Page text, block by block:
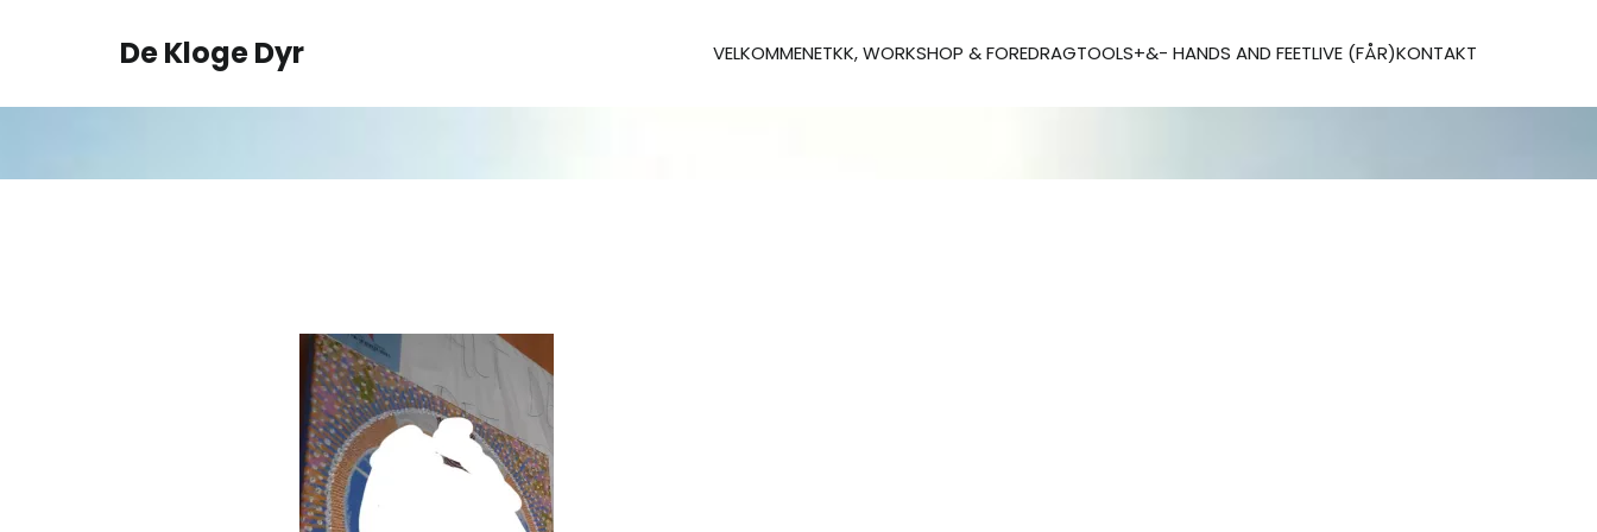
De Kloge Dyr VELKOMMENETKK, WORKSHOP & FOREDRAGTOOLS+&- HANDS AND FEETLIVE (FÅR)KONTAKT